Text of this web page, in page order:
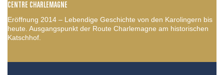
CENTRE CHARLEMAGNE
Eröffnung 2014 – Lebendige Geschichte von den Karolingern bis
heute. Ausgangspunkt der Route Charlemagne am historischen
Katschhof.